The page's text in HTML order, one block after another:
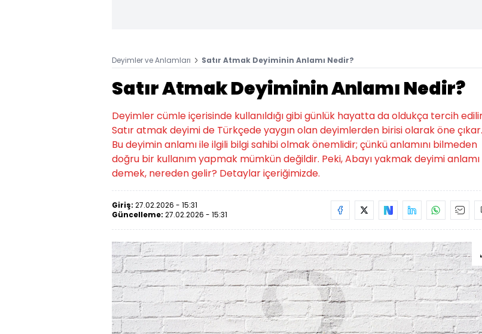
Deyimler ve Anlamları Satır Atmak Deyiminin Anlamı Nedir?
Satır Atmak Deyiminin Anlamı Nedir?
Deyimler cümle içerisinde kullanıldığı gibi günlük hayatta da oldukça tercih
Satır atmak deyimi de Türkçede yaygın olan deyimlerden birisi olarak öne çıkar.
Bu deyimin anlamı ile ilgili bilgi sahibi olmak önemlidir; çünkü anlamını bilmeden
doğru bir kullanım yapmak mümkün değildir. Peki, Abayı yakmak deyimi
demek, nereden gelir? Detaylar içeriğimizde.
Giriş: 27.02.2026 - 15:31
Güncelleme: 27.02.2026 - 15:31